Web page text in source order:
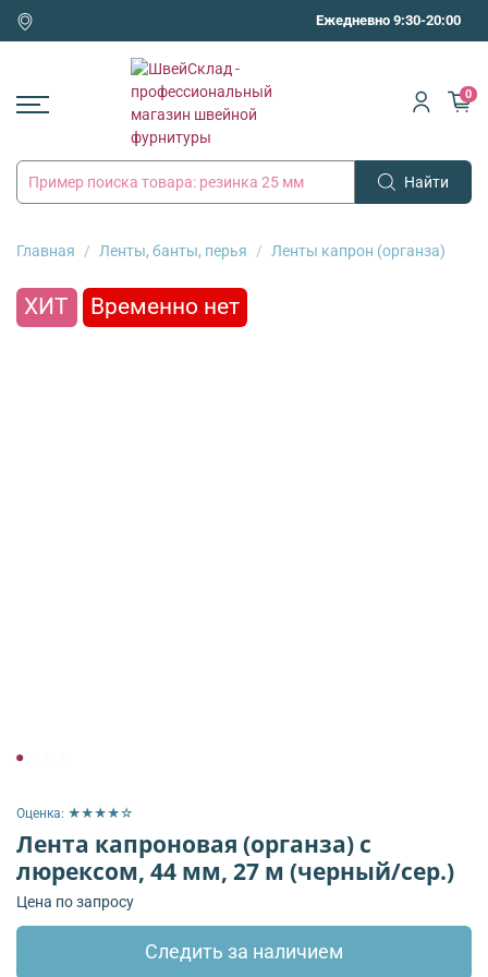
Ежедневно 9:30-20:00
Найти
0
Главная Ленты, банты, перья Ленты капрон (органза)
ХИТ Временно нет
Оценка: ★★★★☆
Лента капроновая (органза) с
люрексом, 44 мм, 27 м (черный/сер.)
Цена по запросу
Следить за наличием